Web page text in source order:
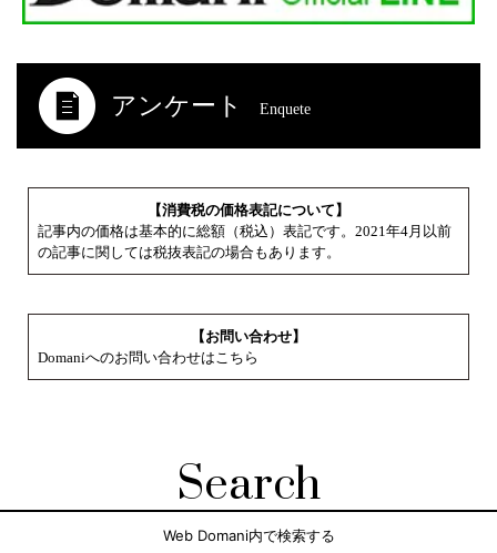
アンケート Enquete
【消費税の価格表記について】
記事内の価格は基本的に総額（税込）表記です。2021年4月以前
の記事に関しては税抜表記の場合もあります。
【お問い合わせ】
Domaniへのお問い合わせはこちら
Search
Web Domani内で検索する